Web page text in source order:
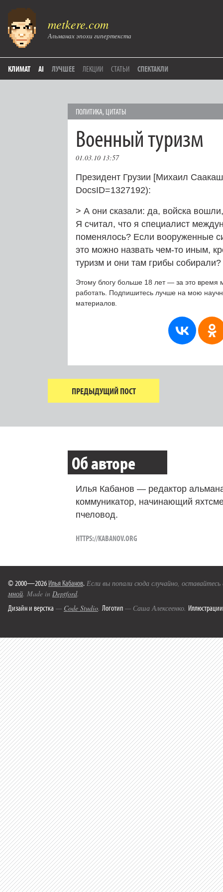
metkere.com
Альманах эпохи гипертекста
КЛИМАТ AI ЛУЧШЕЕ ЛЕКЦИИ СТАТЬИ СПЕКТАКЛИ
ПОЛИТИКА, ЦИТАТЫ
Военный туризм
01.03.10 13:57
Президент Грузии [Михаил
DocsID=1327192):
> А они сказали: да, войска
Я считал, что я специалист
поменялось? Если вооруженные
это можно назвать чем-то иным,
туризм и они там грибы собирали?
Этому блогу больше 18 лет — за это время
работать. Подпишитесь лучше на мою
материалов.
ПРЕДЫДУЩИЙ ПОСТ
Об авторе
Илья Кабанов — редактор
коммуникатор, начинающий
пчеловод.
HTTPS://KABANOV.ORG
© 2000—2026 Илья Кабанов. Если вы попали сюда случайно,
мной. Made in Deptford.
Дизайн и верстка — Code Studio. Логотип — Саша Алексеенко. Иллюстрации